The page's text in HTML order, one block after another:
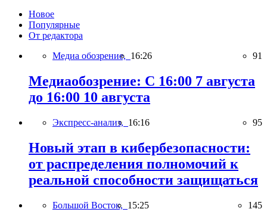
Новое
Популярные
От редактора
Медиа обозрение, 16:26 91
Медиаобозрение: С 16:00 7 августа
до 16:00 10 августа
Экспресс-анализ, 16:16 95
Новый этап в кибербезопасности:
от распределения полномочий к
реальной способности защищаться
Большой Восток, 15:25 145